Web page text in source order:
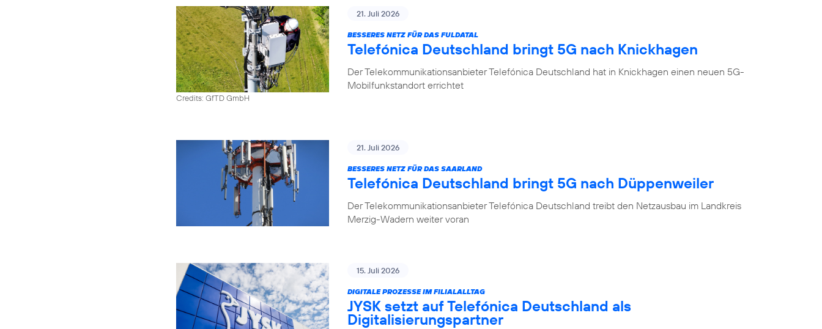
Credits: GfTD GmbH
21. Juli 2026
BESSERES NETZ FÜR DAS FULDATAL
Telefónica Deutschland bringt 5G nach Knickhagen
Der Telekommunikationsanbieter Telefónica Deutschland hat in Knickhagen einen neuen 5G-
Mobilfunkstandort errichtet
21. Juli 2026
BESSERES NETZ FÜR DAS SAARLAND
Telefónica Deutschland bringt 5G nach Düppenweiler
Der Telekommunikationsanbieter Telefónica Deutschland treibt den Netzausbau im Landkreis
Merzig-Wadern weiter voran
15. Juli 2026
DIGITALE PROZESSE IM FILIALALLTAG
JYSK setzt auf Telefónica Deutschland als
Digitalisierungspartner